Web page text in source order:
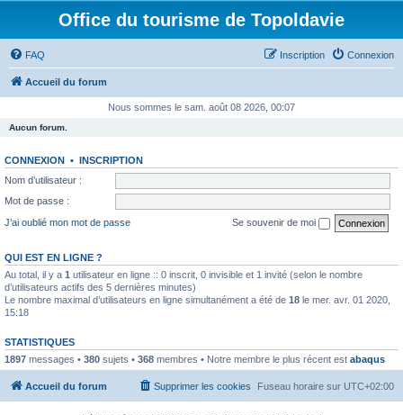
Office du tourisme de Topoldavie
FAQ Connexion
Inscription
Accueil du forum
Nous sommes le sam. août 08 2026, 00:07
Aucun forum.
CONNEXION • INSCRIPTION
Nom d’utilisateur :
Mot de passe :
J’ai oublié mon mot de passe
Se souvenir de moi
QUI EST EN LIGNE ?
Au total, il y a 1 utilisateur en ligne :: 0 inscrit, 0 invisible et 1 invité (selon le nombre
d’utilisateurs actifs des 5 dernières minutes)
Le nombre maximal d’utilisateurs en ligne simultanément a été de 18 le mer. avr. 01 2020,
15:18
STATISTIQUES
1897 messages • 380 sujets • 368 membres • Notre membre le plus récent est abaqus
Accueil du forum Fuseau horaire sur UTC+02:00
Supprimer les cookies